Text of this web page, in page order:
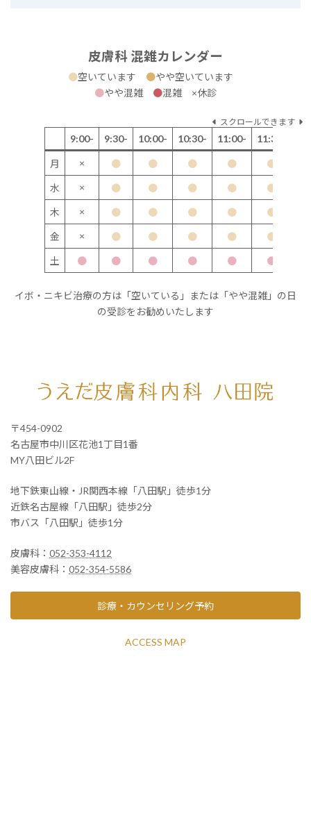
皮膚科 混雑カレンダー
●空いています ●やや空いています
●やや混雑 ●混雑 ×休診
スクロールできます
9:00- 9:30- 10:00- 10:30- 11:00- 11:30-
月 × ● ● ● ● ●
水 × ● ● ● ● ●
木 × ● ● ● ● ●
金 × ● ● ● ● ●
土 ● ● ● ● ● ●
イボ・ニキビ治療の方は「空いている」または「やや混雑」の日
の受診をお勧めいたします
〒454-0902
名古屋市中川区花池1丁目1番
MY八田ビル2F
地下鉄東山線・JR関西本線「八田駅」徒歩1分
近鉄名古屋線「八田駅」徒歩2分
市バス「八田駅」徒歩1分
皮膚科： 052-353-4112
美容皮膚科： 052-354-5586
診療・カウンセリング予約
ACCESS MAP